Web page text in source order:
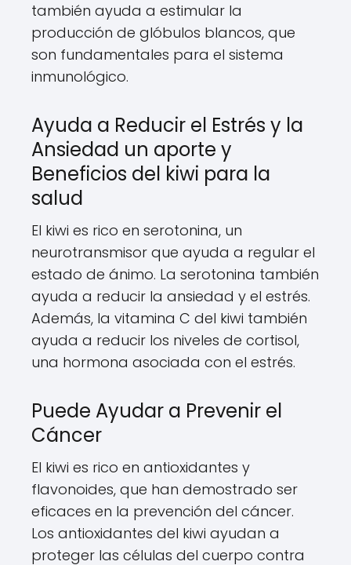
también ayuda a estimular la
producción de glóbulos blancos, que
son fundamentales para el sistema
inmunológico.
Ayuda a Reducir el Estrés y la
Ansiedad un aporte y
Beneficios del kiwi para la
salud
El kiwi es rico en serotonina, un
neurotransmisor que ayuda a regular el
estado de ánimo. La serotonina también
ayuda a reducir la ansiedad y el estrés.
Además, la vitamina C del kiwi también
ayuda a reducir los niveles de cortisol,
una hormona asociada con el estrés.
Puede Ayudar a Prevenir el
Cáncer
El kiwi es rico en antioxidantes y
flavonoides, que han demostrado ser
eficaces en la prevención del cáncer.
Los antioxidantes del kiwi ayudan a
proteger las células del cuerpo contra